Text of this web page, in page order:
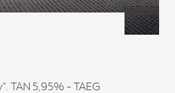
TAN 5,95% - TAEG